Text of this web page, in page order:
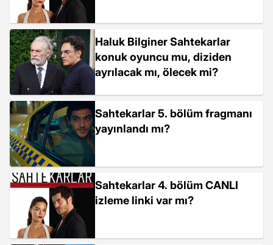
Haluk Bilginer Sahtekarlar
konuk oyuncu mu, diziden
ayrılacak mı, ölecek mi?
Sahtekarlar 5. bölüm fragmanı
yayınlandı mı?
Sahtekarlar 4. bölüm CANLI
izleme linki var mı?